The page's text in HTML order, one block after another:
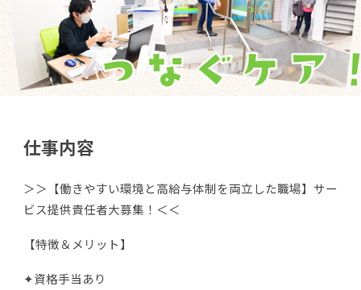
仕事内容
＞＞【働きやすい環境と高給与体制を両立した職場】サー
ビス提供責任者大募集！＜＜
【特徴＆メリット】
✦資格手当あり